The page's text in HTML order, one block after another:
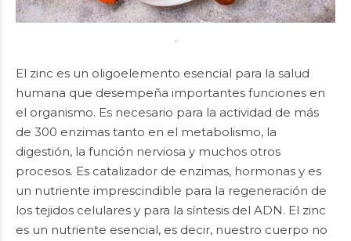
.
El zinc es un oligoelemento esencial para la salud
humana que desempeña importantes funciones en
el organismo. Es necesario para la actividad de más
de 300 enzimas tanto en el metabolismo, la
digestión, la función nerviosa y muchos otros
procesos. Es catalizador de enzimas, hormonas y es
un nutriente imprescindible para la regeneración de
los tejidos celulares y para la síntesis del ADN. El zinc
es un nutriente esencial, es decir, nuestro cuerpo no